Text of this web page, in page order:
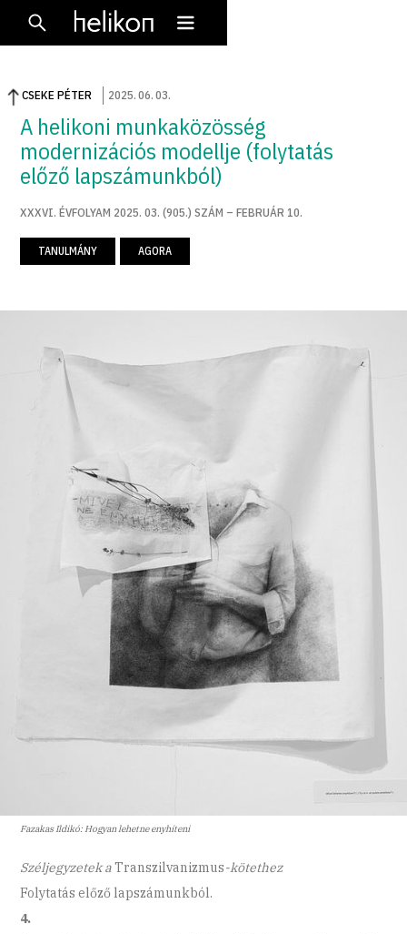
CSEKE PÉTER 2025.06.03.
A helikoni munkaközösség
modernizációs modellje (folytatás
előző lapszámunkból)
XXXVI. ÉVFOLYAM 2025. 03. (905.) SZÁM – FEBRUÁR 10.
TANULMÁNY AGORA
Fazakas Ildikó: Hogyan lehetne enyhíteni
Széljegyzetek aTranszilvanizmus-kötethez
Folytatás előző lapszámunkból.
4.